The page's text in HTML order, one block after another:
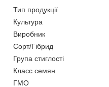
Тип продукції
Культура
Виробник
Сорт/Гібрид
Група стиглості
Класс семян
ГМО